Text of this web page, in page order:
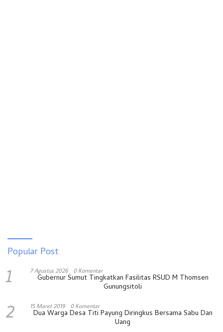
Popular Post
1 7 Agustus 2026 0 Komentar
Gubernur Sumut Tingkatkan Fasilitas RSUD M Thomsen
Gunungsitoli
2 15 Maret 2019 0 Komentar
Dua Warga Desa Titi Payung Diringkus Bersama Sabu Dan
Uang